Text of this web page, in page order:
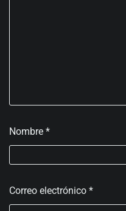
Nombre *
Correo electrónico *